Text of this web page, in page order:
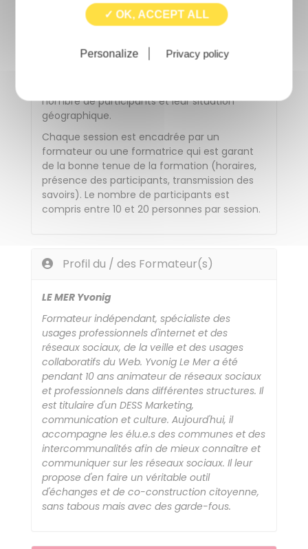
Les salles dans lesquelles se déroulent les
formations satisfont aux critères de
certification d'établissements recevant du
nombre de participants et leur situation
géographique.
Chaque session est encadrée par un
formateur ou une formatrice qui est garant
de la bonne tenue de la formation (horaires,
présence des participants, transmission des
savoirs). Le nombre de participants est
compris entre 10 et 20 personnes par session.
Profil du / des Formateur(s)
LE MER Yvonig
Formateur indépendant, spécialiste des
usages professionnels d'internet et des
réseaux sociaux, de la veille et des usages
collaboratifs du Web. Yvonig Le Mer a été
pendant 10 ans animateur de réseaux sociaux
et professionnels dans différentes structures. Il
est titulaire d'un DESS Marketing,
communication et culture. Aujourd'hui, il
accompagne les élu.e.s des communes et des
intercommunalités afin de mieux connaître et
communiquer sur les réseaux sociaux. Il leur
propose d'en faire un véritable outil
d'échanges et de co-construction citoyenne,
sans tabous mais avec des garde-fous.
✓ OK, ACCEPT ALL
Personalize Privacy policy